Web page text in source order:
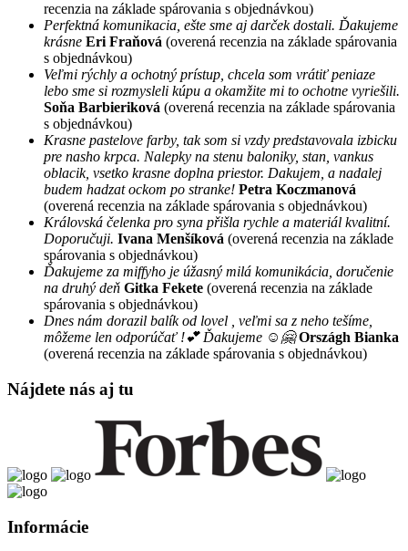
recenzia na základe spárovania s objednávkou)
Perfektná komunikacia, ešte sme aj darček dostali. Ďakujeme
krásne Eri Fraňová (overená recenzia na základe spárovania
s objednávkou)
Veľmi rýchly a ochotný prístup, chcela som vrátiť peniaze
lebo sme si rozmysleli kúpu a okamžite mi to ochotne vyriešili.
Soňa Barbieriková (overená recenzia na základe spárovania
s objednávkou)
Krasne pastelove farby, tak som si vzdy predstavovala izbicku
pre nasho krpca. Nalepky na stenu baloniky, stan, vankus
oblacik, vsetko krasne doplna priestor. Dakujem, a nadalej
budem hadzat ockom po stranke! Petra Koczmanová
(overená recenzia na základe spárovania s objednávkou)
Královská čelenka pro syna přišla rychle a materiál kvalitní.
Doporučuji. Ivana Menšíková (overená recenzia na základe
spárovania s objednávkou)
Ďakujeme za miffyho je úžasný milá komunikácia, doručenie
na druhý deň Gitka Fekete (overená recenzia na základe
spárovania s objednávkou)
Dnes nám dorazil balík od lovel , veľmi sa z neho tešíme,
môžeme len odporúčať !💕 Ďakujeme ☺️🤗 Országh Bianka
(overená recenzia na základe spárovania s objednávkou)
Nájdete nás aj tu
Informácie